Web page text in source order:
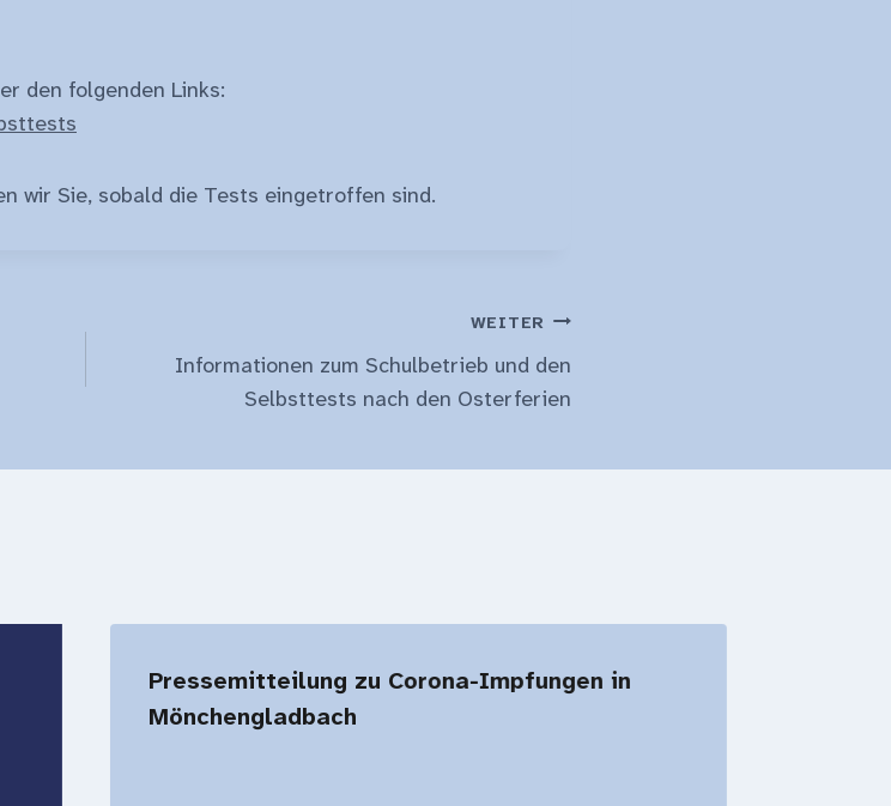
den folgenden Links:
wir Sie, sobald die Tests eingetroffen sind.
WEITER
Informationen zum Schulbetrieb und den
Selbsttests nach den Osterferien
Pressemitteilung zu Corona-Impfungen in
Mönchengladbach